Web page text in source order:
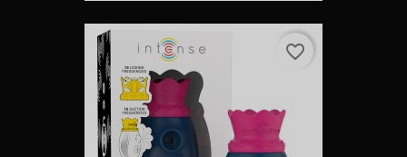
favorite_border